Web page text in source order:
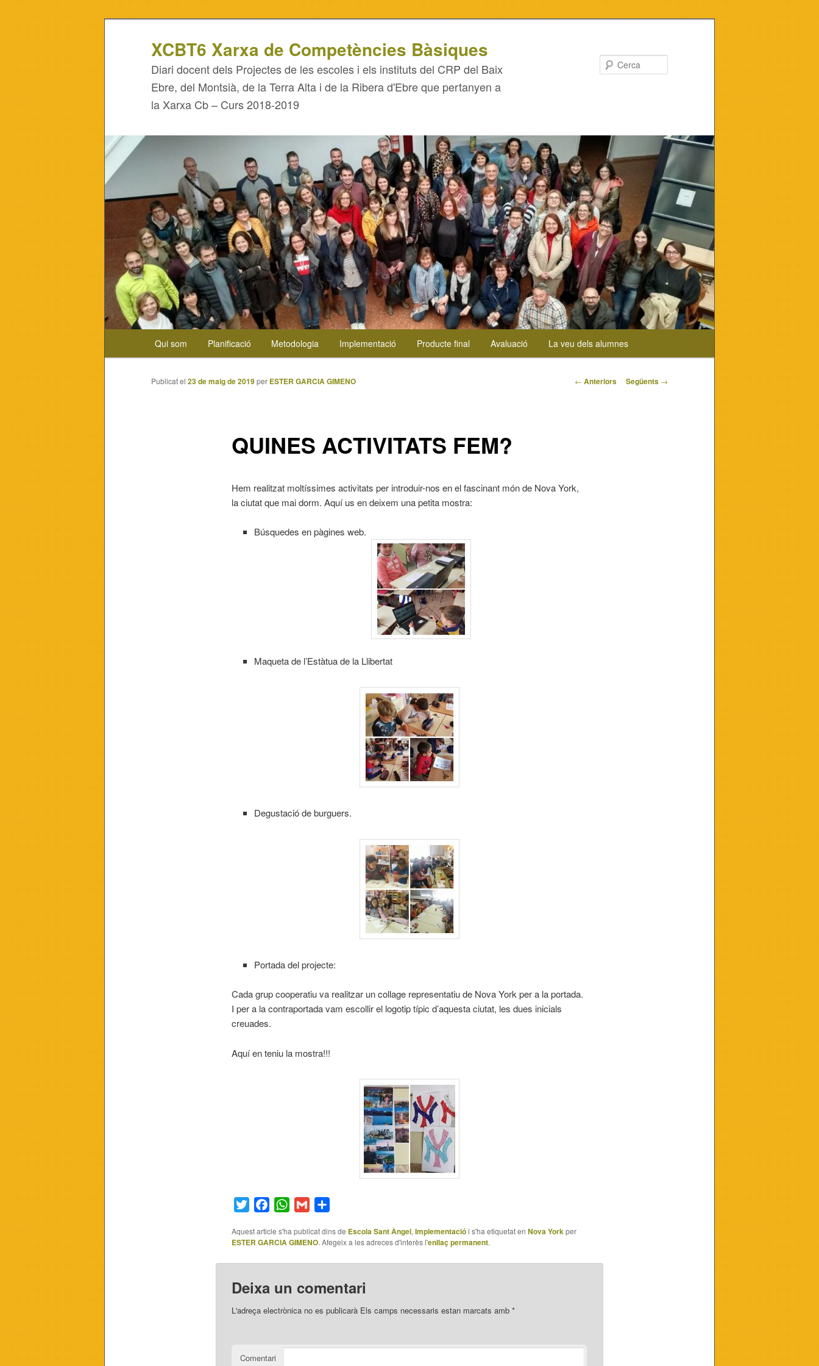
XCBT6 Xarxa de Competències Bàsiques
Diari docent dels Projectes de les escoles i els instituts del CRP del Baix
Ebre, del Montsià, de la Terra Alta i de la Ribera d'Ebre que pertanyen a
la Xarxa Cb – Curs 2018-2019
Aneu
Qui som Planificació Metodologia Implementació Producte final Avaluació La veu dels alumnes
Navegació
← Anteriors Següents →
QUINES ACTIVITATS FEM?
Publicat el 23 de maig de 2019per ESTER GARCIA GIMENO
Hem realitzat moltíssimes activitats per introduir-nos en el fascinant món de Nova York,
la ciutat que mai dorm. Aquí us en deixem una petita mostra:
Búsquedes en pàgines web.
Maqueta de l’Estàtua de la Llibertat
Degustació de burguers.
Portada del projecte:
Cada grup cooperatiu va realitzar un collage representatiu de Nova York per a la portada.
I per a la contraportada vam escollir el logotip típic d’aquesta ciutat, les dues inicials
creuades.
Aquí en teniu la mostra!!!
TwitterFacebookWhatsApp
Gmail
Aquest article s'ha publicat dins de Escola Sant Àngel,Implementaciói s'ha etiquetat en Nova Yorkper
ESTER GARCIA GIMENO. Afegeix a les adreces d'interès l'enllaç permanent.
Deixa un comentari
L'adreça electrònica no es publicaràEls camps necessaris estan marcats amb *
Comentari